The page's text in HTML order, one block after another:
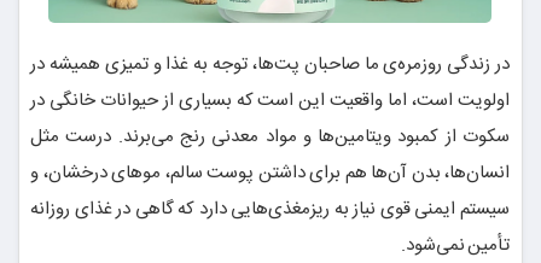
در زندگی روزمره‌ی ما صاحبان پت‌ها، توجه به غذا و تمیزی همیشه در
اولویت است، اما واقعیت این است که بسیاری از حیوانات خانگی در
سکوت از کمبود ویتامین‌ها و مواد معدنی رنج می‌برند. درست مثل
انسان‌ها، بدن آن‌ها هم برای داشتن پوست سالم، موهای درخشان، و
سیستم ایمنی قوی نیاز به ریزمغذی‌هایی دارد که گاهی در غذای روزانه
تأمین نمی‌شود.